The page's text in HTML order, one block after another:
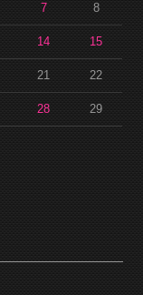
7 8
14 15
21 22
28 29